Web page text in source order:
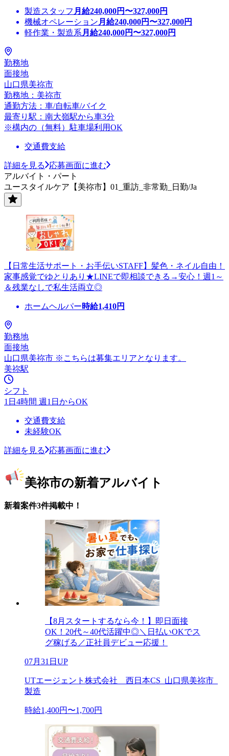
製造スタッフ 月給240,000円〜327,000円
機械オペレーション 月給240,000円〜327,000円
軽作業・製造系 月給240,000円〜327,000円
勤務地
面接地
山口県美祢市
勤務地：美祢市
通勤方法：車/自転車/バイク
最寄り駅：南大嶺駅から車3分
※構内の（無料）駐車場利用OK
交通費支給
詳細を見る
応募画面に進む
アルバイト・パート
ユースタイルケア【美祢市】01_重訪_非常勤_日勤/Ja
【日常生活サポート・お手伝いSTAFF】髪色・ネイル自由！
家事感覚でゆとりあり★LINEで即相談できる→安心！週1～
＆残業なしで私生活両立◎
ホームヘルパー時給1,410円
勤務地
面接地
山口県美祢市 ※こちらは募集エリアとなります。
美祢駅
シフト
1日4時間 週1日からOK
交通費支給
未経験OK
詳細を見る 応募画面に進む
美祢市の新着アルバイト
新着案件3件掲載中！
【8月スタートするなら今！】即日面接
OK！20代～40代活躍中◎＼日払いOKでス
グ稼げる／正社員デビュー応援！
07月31日UP
UTエージェント株式会社 西日本CS_山口県美祢市_
製造
時給1,400円〜1,700円